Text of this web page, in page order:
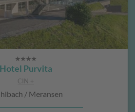
Hotel Purvita
CIN +
/ Meransen